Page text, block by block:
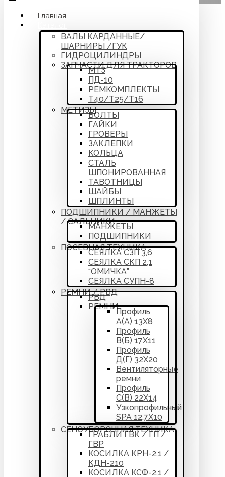
Главная
ВАЛЫ КАРДАННЫЕ/
ШАРНИРЫ /ГУК
ГИДРОЦИЛИНДРЫ
ЗАПЧАСТИ ДЛЯ ТРАКТОРОВ
МТЗ
ПД-10
РЕМКОМПЛЕКТЫ
Т40/Т25/Т16
МЕТИЗЫ
БОЛТЫ
ГАЙКИ
ГРОВЕРЫ
ЗАКЛЕПКИ
КОЛЬЦА
СТАЛЬ
ШПОНИРОВАННАЯ
ТАВОТНИЦЫ
ШАЙБЫ
ШПЛИНТЫ
ПОДШИПНИКИ / МАНЖЕТЫ
/ САЛЬНИКИ
МАНЖЕТЫ
ПОДШИПНИКИ
ПОСЕВНАЯ ТЕХНИКА
СЕЯЛКА СЗП 3,6
СЕЯЛКА СКП 2,1
“ОМИЧКА”
СЕЯЛКА СУПН-8
РЕМНИ / РВД
РВД
РЕМНИ
Профиль
А(А) 13Х8
Профиль
В(Б) 17Х11
Профиль
Д(Г) 32Х20
Вентиляторные
ремни
Профиль
С(В) 22Х14
Узкопрофильный
SPA 12,7Х10
СЕНОУБОРОЧНАЯ ТЕХНИКА
ГРАБЛИ ГВК / ГП /
ГВР
КОСИЛКА КРН-2,1 /
КДН-210
КОСИЛКА КСФ-2,1 /